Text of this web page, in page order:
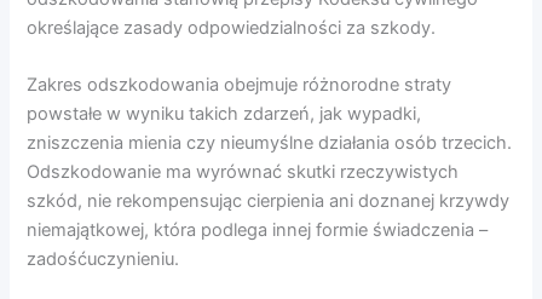
określające zasady odpowiedzialności za szkody.
Zakres odszkodowania obejmuje różnorodne straty
powstałe w wyniku takich zdarzeń, jak wypadki,
zniszczenia mienia czy nieumyślne działania osób trzecich.
Odszkodowanie ma wyrównać skutki rzeczywistych
szkód, nie rekompensując cierpienia ani doznanej krzywdy
niemajątkowej, która podlega innej formie świadczenia –
zadośćuczynieniu.